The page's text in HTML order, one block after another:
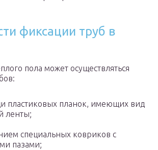
фиксации труб в
пола может осуществляться
пластиковых планок, имеющих вид
ленты;
специальных ковриков с
пазами;